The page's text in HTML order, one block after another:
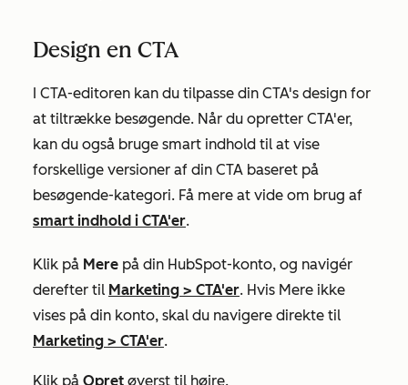
Design en CTA
I CTA-editoren kan du tilpasse din CTA's design for
at tiltrække besøgende. Når du opretter CTA'er,
kan du også bruge smart indhold til at vise
forskellige versioner af din CTA baseret på
besøgende-kategori. Få mere at vide om brug af
smart indhold i CTA'er.
Klik på Mere på din HubSpot-konto, og navigér
derefter til Marketing > CTA'er. Hvis Mere ikke
vises på din konto, skal du navigere direkte til
Marketing > CTA'er.
Klik på Opret øverst til højre.